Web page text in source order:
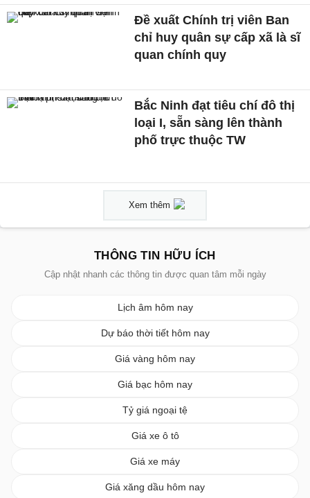
Đề xuất Chính trị viên Ban
chỉ huy quân sự cấp xã là sĩ
quan chính quy
Bắc Ninh đạt tiêu chí đô thị
loại I, sẵn sàng lên thành
phố trực thuộc TW
Xem thêm
THÔNG TIN HỮU ÍCH
Cập nhật nhanh các thông tin được quan tâm mỗi ngày
Lịch âm hôm nay
Dự báo thời tiết hôm nay
Giá vàng hôm nay
Giá bạc hôm nay
Tỷ giá ngoại tệ
Giá xe ô tô
Giá xe máy
Giá xăng dầu hôm nay